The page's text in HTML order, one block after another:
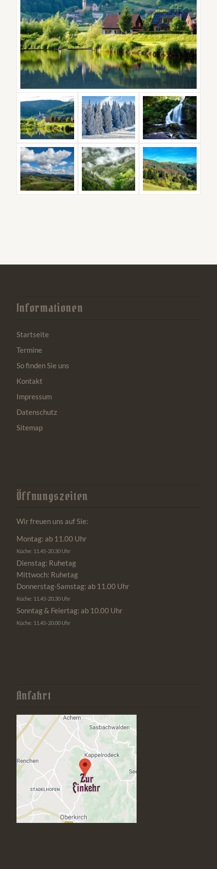
Informationen
Startseite
Termine
So finden Sie uns
Kontakt
Impressum
Datenschutz
Sitemap
Öffnungszeiten
Wir freuen uns auf Sie:
Montag: ab 11.00 Uhr
Küche: 11.45-20.30 Uhr
Dienstag: Ruhetag
Mittwoch: Ruhetag
Donnerstag-Samstag: ab 11.00 Uhr
Küche: 11.45-20.30 Uhr
Sonntag & Feiertag: ab 10.00 Uhr
Küche: 11.45-20.00 Uhr
Anfahrt